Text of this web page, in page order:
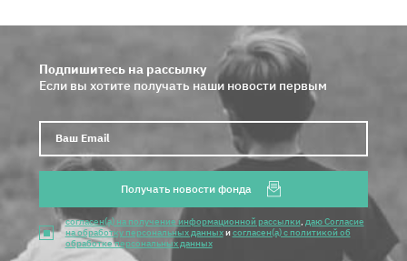
Подпишитесь на рассылку
Если вы хотите получать наши новости первым
Получать новости фонда
согласен(а) на получение информационной рассылки, даю Согласие
на обработку персональных данныхисогласен(а) с политикой об
обработке персональных данных